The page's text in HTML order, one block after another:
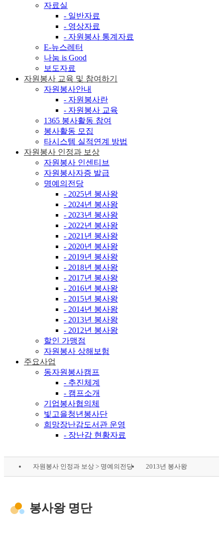
자료실
- 일반자료
- 영상자료
- 자원봉사 통계자료
E-뉴스레터
나눔 is Good
보도자료
자원봉사 교육 및 참여하기
자원봉사안내
- 자원봉사란
- 자원봉사 교육
1365 봉사활동 참여
봉사활동 모집
타시스템 실적연계 방법
자원봉사 인정과 보상
자원봉사 인센티브
자원봉사자증 발급
명예의전당
- 2025년 봉사왕
- 2024년 봉사왕
- 2023년 봉사왕
- 2022년 봉사왕
- 2021년 봉사왕
- 2020년 봉사왕
- 2019년 봉사왕
- 2018년 봉사왕
- 2017년 봉사왕
- 2016년 봉사왕
- 2015년 봉사왕
- 2014년 봉사왕
- 2013년 봉사왕
- 2012년 봉사왕
할인 가맹점
자원봉사 상해보험
주요사업
동자원봉사캠프
- 추진체계
- 캠프소개
기업봉사협의체
빛고을청년봉사단
희망장난감도서관 운영
- 장난감 현황자료
자원봉사 인정과 보상 > 명예의전당 2013년 봉사왕
봉사왕 명단